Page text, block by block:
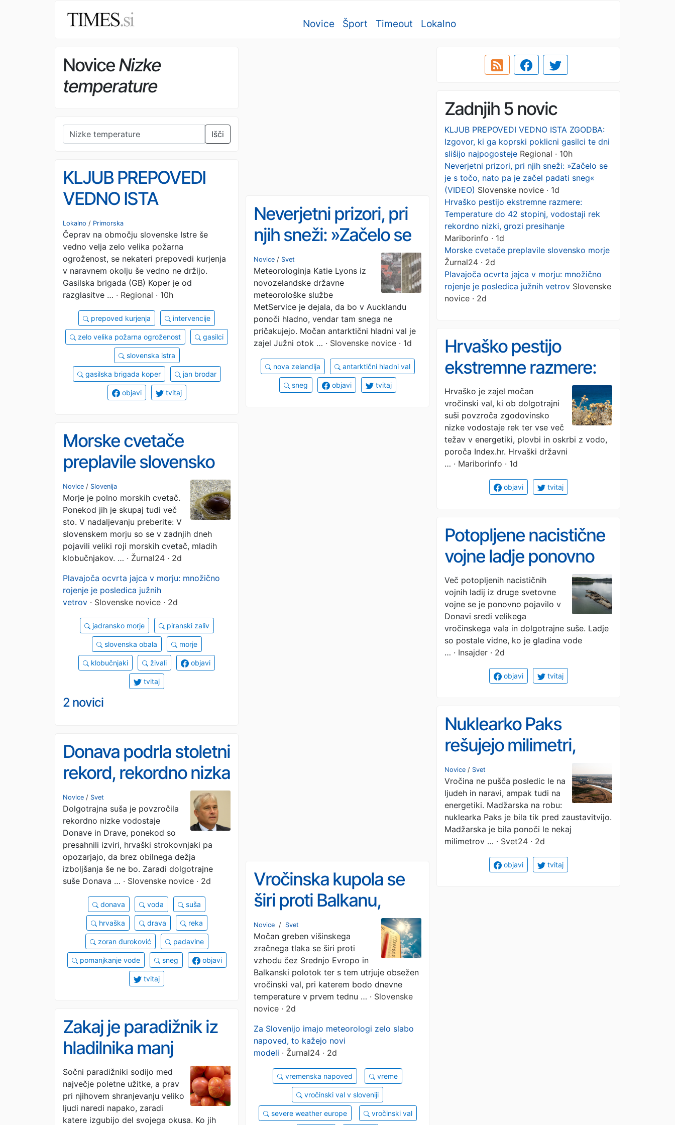
Novice Šport Timeout Lokalno
NoviceNizke
temperature
Išči
Zadnjih 5 novic
KLJUB PREPOVEDI VEDNO ISTA ZGODBA:
Izgovor, ki ga koprski poklicni gasilci te dni
slišijo najpogosteje Regional · 10h
Neverjetni prizori, pri njih sneži: »Začelo se
je s točo, nato pa je začel padati sneg«
(VIDEO) Slovenske novice · 1d
Hrvaško pestijo ekstremne razmere:
Temperature do 42 stopinj, vodostaji rek
rekordno nizki, grozi presihanje
Mariborinfo · 1d
Morske cvetače preplavile slovensko morje
Žurnal24 · 2d
Plavajoča ocvrta jajca v morju: množično
rojenje je posledica južnih vetrov Slovenske
novice · 2d
KLJUB PREPOVEDI
VEDNO ISTA
ZGODBA: Izgovor, ki
ga koprski poklicni
gasilci te dni slišijo
najpogosteje
Lokalno / Primorska
Čeprav na območju slovenske Istre še
vedno velja zelo velika požarna
ogroženost, se nekateri prepovedi kurjenja
v naravnem okolju še vedno ne držijo.
Gasilska brigada (GB) Koper je od
razglasitve … · Regional · 10h
prepoved kurjenja intervencije
zelo velika požarna ogroženost gasilci
slovenska istra
gasilska brigada koper jan brodar
objavi tvitaj
Neverjetni prizori, pri
njih sneži: »Začelo se
je s točo, nato pa je
začel padati sneg«
(VIDEO)
Novice / Svet
Meteorologinja Katie Lyons iz
novozelandske državne
meteorološke službe
MetService je dejala, da bo v Aucklandu
ponoči hladno, vendar tam snega ne
pričakujejo. Močan antarktični hladni val je
zajel Južni otok … · Slovenske novice · 1d
nova zelandija antarktični hladni val
sneg objavi tvitaj
Hrvaško pestijo
ekstremne razmere:
Temperature do 42
stopinj, vodostaji rek
rekordno nizki, grozi
presihanje
Hrvaško je zajel močan
vročinski val, ki ob dolgotrajni
suši povzroča zgodovinsko
nizke vodostaje rek ter vse več
težav v energetiki, plovbi in oskrbi z vodo,
poroča Index.hr. Hrvaški državni
… · Mariborinfo · 1d
objavi tvitaj
Morske cvetače
preplavile slovensko
morje
Novice / Slovenija
Morje je polno morskih cvetač.
Ponekod jih je skupaj tudi več
sto. V nadaljevanju preberite: V
slovenskem morju so se v zadnjih dneh
pojavili veliki roji morskih cvetač, mladih
klobučnjakov. … · Žurnal24 · 2d
Plavajoča ocvrta jajca v morju: množično
rojenje je posledica južnih
vetrov · Slovenske novice · 2d
jadransko morje piranski zaliv
slovenska obala morje
klobučnjaki živali objavi
tvitaj
2 novici
Potopljene nacistične
vojne ladje ponovno
izplavale v Evropi
(FOTO)
Več potopljenih nacističnih
vojnih ladij iz druge svetovne
vojne se je ponovno pojavilo v
Donavi sredi velikega
vročinskega vala in dolgotrajne suše. Ladje
so postale vidne, ko je gladina vode
… · Insajder · 2d
objavi tvitaj
Nuklearko Paks
rešujejo milimetri,
Donava usiha, Drava
rekordno nizka
Novice / Svet
Vročina ne pušča posledic le na
ljudeh in naravi, ampak tudi na
energetiki. Madžarska na robu:
nuklearka Paks je bila tik pred zaustavitvijo.
Madžarska je bila ponoči le nekaj
milimetrov … · Svet24 · 2d
objavi tvitaj
Donava podrla stoletni
rekord, rekordno nizka
tudi Drava. »Razmere
so resne«
Novice / Svet
Dolgotrajna suša je povzročila
rekordno nizke vodostaje
Donave in Drave, ponekod so
presahnili izviri, hrvaški strokovnjaki pa
opozarjajo, da brez obilnega dežja
izboljšanja še ne bo. Zaradi dolgotrajne
suše Donava … · Slovenske novice · 2d
donava voda suša
hrvaška drava reka
zoran đuroković padavine
pomanjkanje vode sneg objavi
tvitaj
Vročinska kupola se
širi proti Balkanu,
Slovenijo in okolico
čakajo temperature
nad 40 °C
Novice / Svet
Močan greben višinskega
zračnega tlaka se širi proti
vzhodu čez Srednjo Evropo in
Balkanski polotok ter s tem utrjuje obsežen
vročinski val, pri katerem bodo dnevne
temperature v prvem tednu … · Slovenske
novice · 2d
Za Slovenijo imajo meteorologi zelo slabo
napoved, to kažejo novi
modeli · Žurnal24 · 2d
vremenska napoved vreme
vročinski val v sloveniji
severe weather europe vročinski val
Zakaj je paradižnik iz
hladilnika manj
okusen? Napaka, ki jo
dela večina
Sočni paradižniki sodijo med
največje poletne užitke, a prav
pri njihovem shranjevanju veliko
ljudi naredi napako, zaradi
katere izgubijo del svojega okusa. Ko jih